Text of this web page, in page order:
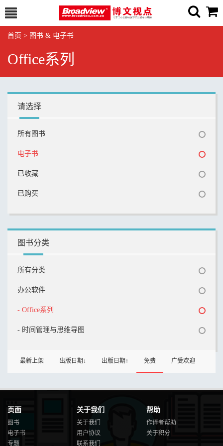
首页 > 图书 & 电子书
Office系列
请选择
所有图书
电子书
已收藏
已购买
图书分类
所有分类
办公软件
- Office系列
- 时间管理与思维导图
最新上架 出版日期↓ 出版日期↑ 免费 广受欢迎
页面
图书
电子书
专题
关于我们
关于我们
用户协议
联系我们
帮助
作译者帮助
关于积分